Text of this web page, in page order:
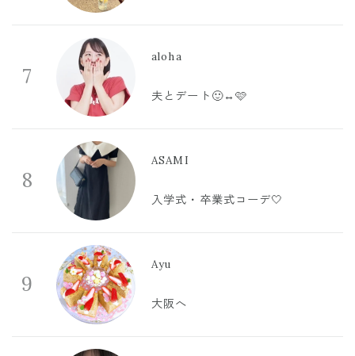
7
aloha
夫とデート🙂‍↔️🩷
8
ASAMI
入学式・卒業式コーデ🤍
9
Ayu
大阪へ